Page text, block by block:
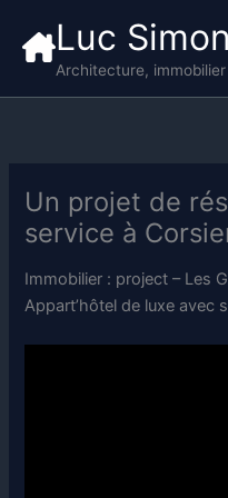
contenu
Luc Simon
Architecture,
Un projet de
service à
Immobilier : project – Les
Appart’hôtel de luxe avec